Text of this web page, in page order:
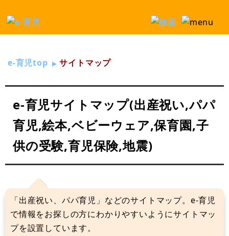
e-育児top サイトマップ
e-育児サイトマップ(出産祝い,パパ
育児,絵本,ベビーウェア,保育園,子
供の受験,育児保険,地震)
「出産祝い、パパ育児」などのサイトマップ。e-育児
で情報をお探しの方にわかりやすいようにサイトマッ
プを設置しています。